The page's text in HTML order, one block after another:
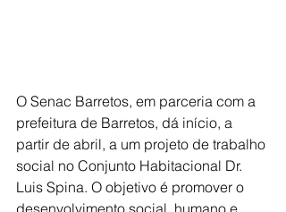
O Senac Barretos, em parceria com a
prefeitura de Barretos, dá início, a
partir de abril, a um projeto de trabalho
social no Conjunto Habitacional Dr.
Luis Spina. O objetivo é promover o
desenvolvimento social, humano e